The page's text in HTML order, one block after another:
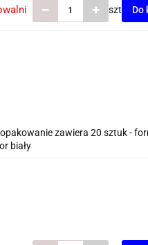
szt Do
zawiera 20 sztuk -
biały